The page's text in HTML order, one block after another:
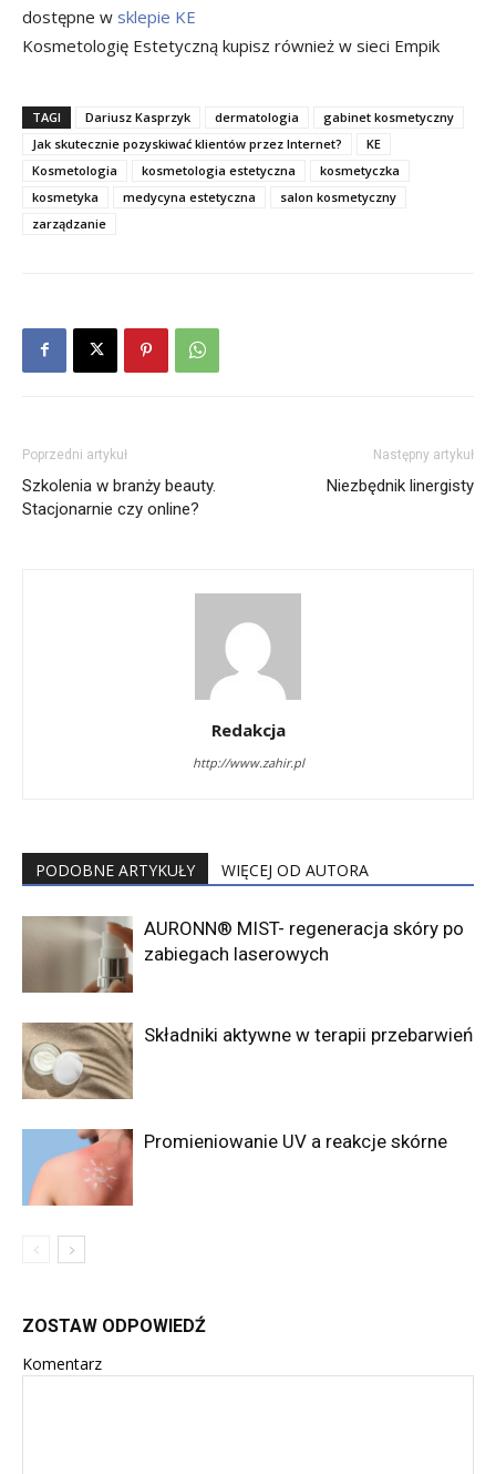
dostępne w sklepie KE
Kosmetologię Estetyczną kupisz również w sieci Empik
TAGI Dariusz Kasprzyk dermatologia
gabinet kosmetyczny
Jak skutecznie pozyskiwać klientów przez Internet?
KE
Kosmetologia
kosmetologia estetyczna
kosmetyczka
kosmetyka
medycyna estetyczna
salon kosmetyczny
zarządzanie
Poprzedni artykuł
Szkolenia w branży beauty.
Stacjonarnie czy online?
Następny artykuł
Niezbędnik linergisty
Redakcja
http://www.zahir.pl
PODOBNE ARTYKUŁY WIĘCEJ OD AUTORA
AURONN® MIST- regeneracja skóry po
zabiegach laserowych
Składniki aktywne w terapii przebarwień
Promieniowanie UV a reakcje skórne
ZOSTAW ODPOWIEDŹ
Komentarz